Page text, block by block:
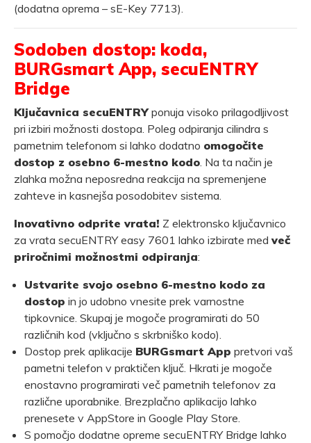
(dodatna oprema – sE-Key 7713).
Sodoben dostop: koda,
BURGsmart App, secuENTRY
Bridge
Ključavnica secuENTRYponuja visoko prilagodljivost
pri izbiri možnosti dostopa. Poleg odpiranja cilindra s
pametnim telefonom si lahko dodatno omogočite
dostop z osebno 6-mestno kodo. Na ta način je
zlahka možna neposredna reakcija na spremenjene
zahteve in kasnejša posodobitev sistema.
Inovativno odprite vrata! Z elektronsko ključavnico
za vrata secuENTRY easy 7601 lahko izbirate med več
priročnimi možnostmi odpiranja:
Ustvarite svojo osebno 6-mestno kodo za
dostop in jo udobno vnesite prek varnostne
tipkovnice. Skupaj je mogoče programirati do 50
različnih kod (vključno s skrbniško kodo).
Dostop prek aplikacije BURGsmart App pretvori vaš
pametni telefon v praktičen ključ. Hkrati je mogoče
enostavno programirati več pametnih telefonov za
različne uporabnike. Brezplačno aplikacijo lahko
prenesete v AppStore in Google Play Store.
S pomočjo dodatne opreme secuENTRY Bridge lahko